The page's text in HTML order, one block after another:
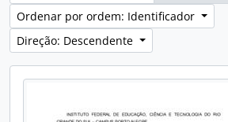
Ordenar por ordem: Identificador
Direção: Descendente